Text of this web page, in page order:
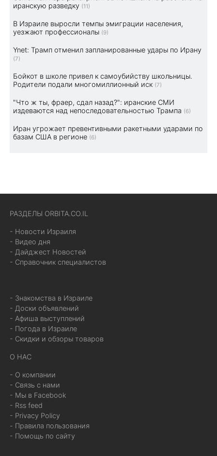
иранскую разведку (11)
В Израиле выросли темпы эмиграции населения,
уезжают профессионалы (9)
Ynet: Трамп отменил запланированные удары по Ирану
(7)
Бойкот в школе привел к самоубийству школьницы.
Родители подали многомиллионный иск (7)
"Что ж ты, фраер, сдал назад?": иранские СМИ
издеваются над непоследовательностью Трампа (6)
Иран угрожает превентивными ракетными ударами по
базам США в регионе (6)
РАЗДЕЛЫ ORBITA.CO.IL
- Новости Израиля
- Видео дня
- Дайджест Новостей
- Справочник специалистов
- Знакомства в Израиле
- Доски объявлений
- Афиша выступлений
- Погода в Израиле
- Скидки и обзоры товаров
О НАС
- О компании
- Связь с нами
- Мы в Facebook
- Rss feed
- Privacy Policy
- Правила пользования
- Помощь по сайту